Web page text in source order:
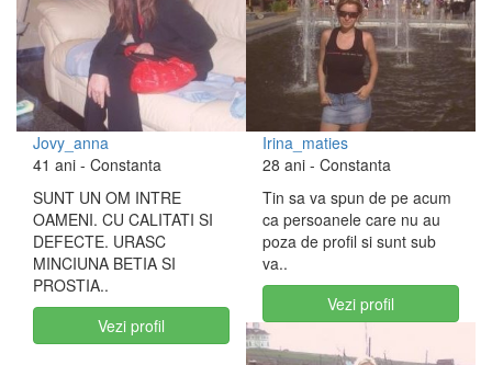
Jovy_anna
41 ani - Constanta
SUNT UN OM INTRE
OAMENI. CU CALITATI SI
DEFECTE. URASC
MINCIUNA BETIA SI
PROSTIA..
Vezi profil
Irina_maties
28 ani - Constanta
Tin sa va spun de pe acum
ca persoanele care nu au
poza de profil si sunt sub
va..
Vezi profil